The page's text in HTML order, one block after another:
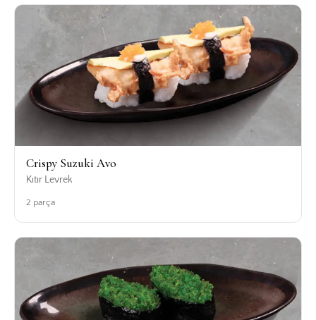
Crispy Suzuki Avo
Kıtır Levrek
2 parça